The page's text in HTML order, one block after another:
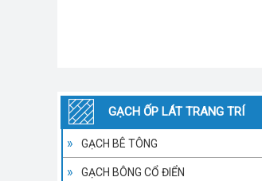
GẠCH ỐP LÁT TRANG TRÍ
GẠCH BÊ TÔNG
GẠCH BÔNG CỔ ĐIỂN